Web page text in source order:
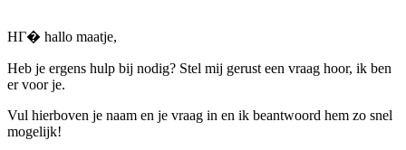
HГ� hallo maatje,
Heb je ergens hulp bij nodig? Stel mij gerust een vraag hoor, ik ben
er voor je.
Vul hierboven je naam en je vraag in en ik beantwoord hem zo snel
mogelijk!